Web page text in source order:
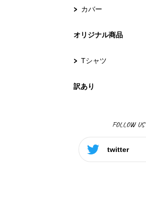
カバー
オリジナル商品
Tシャツ
訳あり
FOLLOW US
twitter